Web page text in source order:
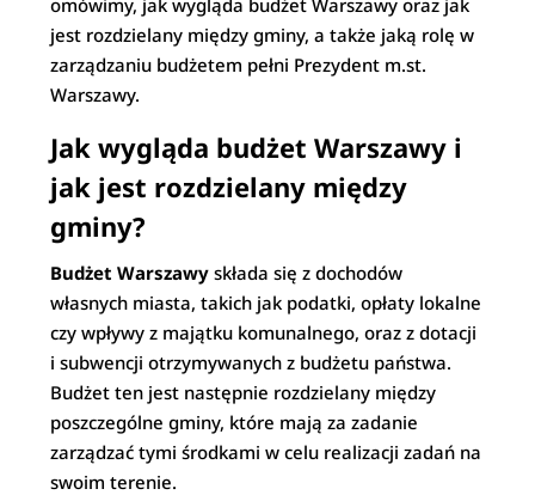
omówimy, jak wygląda budżet Warszawy oraz jak
jest rozdzielany między gminy, a także jaką rolę w
zarządzaniu budżetem pełni Prezydent m.st.
Warszawy.
Jak wygląda budżet Warszawy i
jak jest rozdzielany między
gminy?
Budżet Warszawy składa się z dochodów
własnych miasta, takich jak podatki, opłaty lokalne
czy wpływy z majątku komunalnego, oraz z dotacji
i subwencji otrzymywanych z budżetu państwa.
Budżet ten jest następnie rozdzielany między
poszczególne gminy, które mają za zadanie
zarządzać tymi środkami w celu realizacji zadań na
swoim terenie.